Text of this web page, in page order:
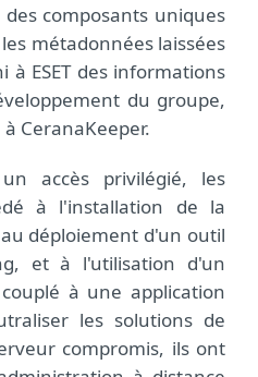
composants uniques
métadonnées laissées
ESET des informations
du groupe,
CeranaKeeper.
accès privilégié, les
à l'installation de la
au déploiement d'un outil
et à l'utilisation d'un
à une application
les solutions de
compromis, ils ont